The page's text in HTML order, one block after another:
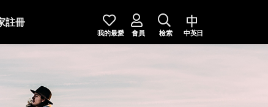
註冊
我的最愛 會員 檢索 中英日